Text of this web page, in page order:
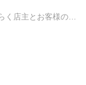
のんびりとひとり田舎町で骨董店を営むお気らく店主とお客様のできごと。